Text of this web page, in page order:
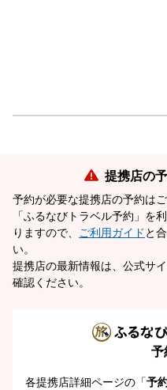
提携店の
予約が必要な提携店の予約は
「ふるなびトラベル予約」を
りますので、
ご利用ガイド と
い。
提携店の最新情報は、公式サ
確認ください。
予
各提携店詳細ページの「予